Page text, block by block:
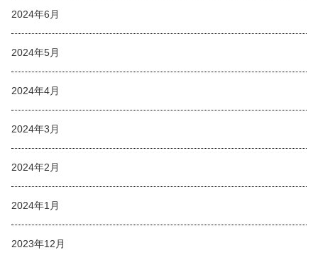
2024年6月
2024年5月
2024年4月
2024年3月
2024年2月
2024年1月
2023年12月